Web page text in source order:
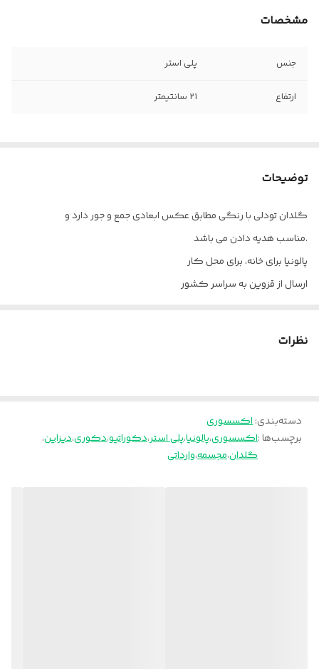
مشخصات
جنس پلی استر
ارتفاع ۲۱ سانتیمتر
توضیحات
گلدان تودلی با رنگی مطابق عکس ابعادی جمع و جور دارد و
مناسب هدیه دادن می باشد.
پالونیا برای خانه، برای محل کار
ارسال از قزوین به سراسر کشور
نظرات
دسته‌بندی:اکسسوری
برچسب‌ها :اکسسوری،پالونیا،پلی استر،دکوراتیو،دکوری،دیزاین،
گلدان،مجسمه،وارداتی